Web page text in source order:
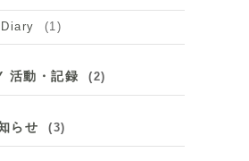
(1)
活動・記録 (2)
らせ (3)